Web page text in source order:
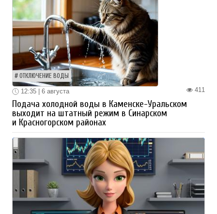
ОТКЛЮЧЕНИЕ ВОДЫ
411
12:35 | 6 августа
Подача холодной воды в Каменске-Уральском
выходит на штатный режим в Синарском
и Красногорском районах